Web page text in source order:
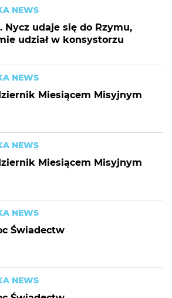
NEWS
Nycz udaje się do Rzymu,
udział w konsystorzu
NEWS
Miesiącem Misyjnym
NEWS
Miesiącem Misyjnym
NEWS
Świadectw
NEWS